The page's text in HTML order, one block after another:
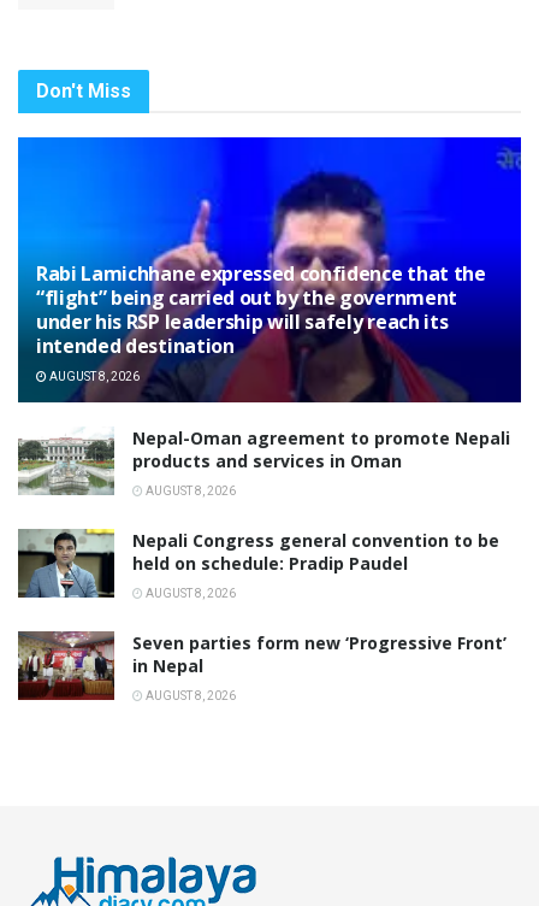
Don't Miss
Rabi Lamichhane expressed confidence that the
“flight” being carried out by the government
under his RSP leadership will safely reach its
intended destination
AUGUST 8, 2026
Nepal-Oman agreement to promote Nepali
products and services in Oman
AUGUST 8, 2026
Nepali Congress general convention to be
held on schedule: Pradip Paudel
AUGUST 8, 2026
Seven parties form new ‘Progressive Front’
in Nepal
AUGUST 8, 2026